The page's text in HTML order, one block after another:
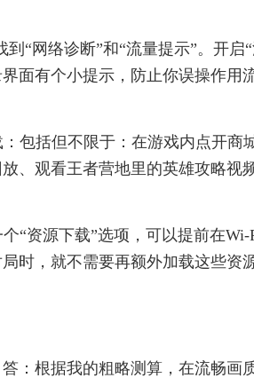
“网络诊断”和“流量提示”。开启
面有个小提示，防止你误操作用
包括但不限于：在游戏内点开商
、观看王者营地里的英雄攻略视
“资源下载”选项，可以提前在
时，就不需要再额外加载这些资
：根据我的粗略测算，在流畅画